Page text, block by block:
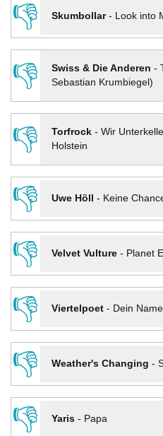
👎
Skumbollar- Look into
👎
Swiss & Die Anderen -
Sebastian Krumbiegel)
👎 Torfrock- Wir
Holstein
👎
Uwe Höll - Keine
👎
Velvet Vulture- Planet
👎
Viertelpoet- Dein Name
👎
Weather's Changing -
👎
Yaris- Papa